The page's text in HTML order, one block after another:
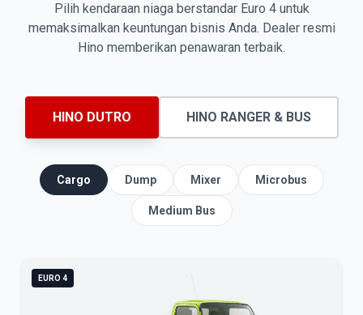
Pilih kendaraan niaga berstandar Euro 4 untuk
memaksimalkan keuntungan bisnis Anda. Dealer resmi
Hino memberikan penawaran terbaik.
HINO DUTRO HINO RANGER & BUS
Cargo Dump Mixer Microbus
Medium Bus
EURO 4